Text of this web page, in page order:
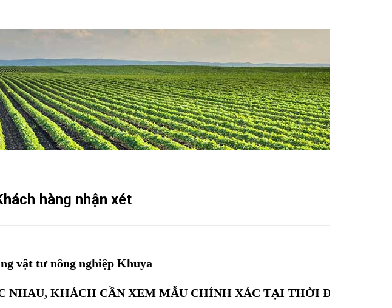
hàng nhận xét
vật tư nông nghiệp Khuya
KHÁCH CẦN XEM MẪU CHÍNH XÁC TẠI THỜI ĐIỂM ĐẶT